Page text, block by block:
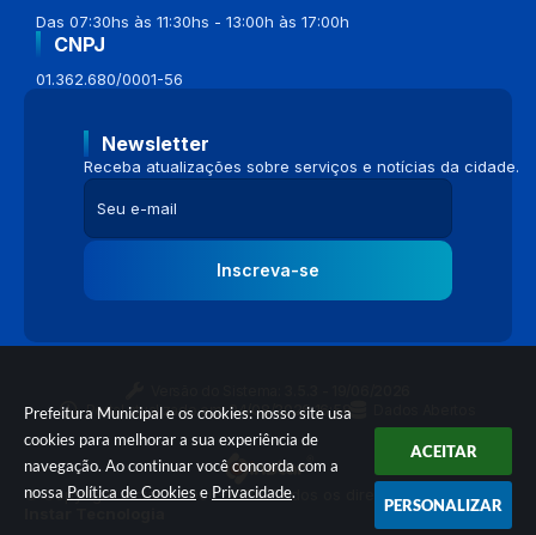
Prefeitura Municipal e os cookies: nosso site usa
cookies para melhorar a sua experiência de
navegação. Ao continuar você concorda com a
nossa Política de Cookies e Privacidade.
ACEITAR
PERSONALIZAR
Das 07:30hs às 11:30hs - 13:00h às 17:00h
CNPJ
01.362.680/0001-56
Newsletter
Receba atualizações sobre serviços e notícias da cidade.
Inscreva-se
Portal atualizado em:04/08/2026 16:58
© Copyright Instar - 2006-2026. Todos os direitos reservados -